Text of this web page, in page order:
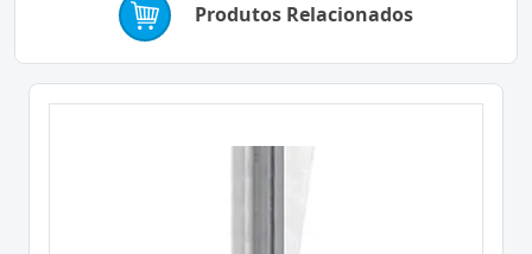
Produtos Relacionados